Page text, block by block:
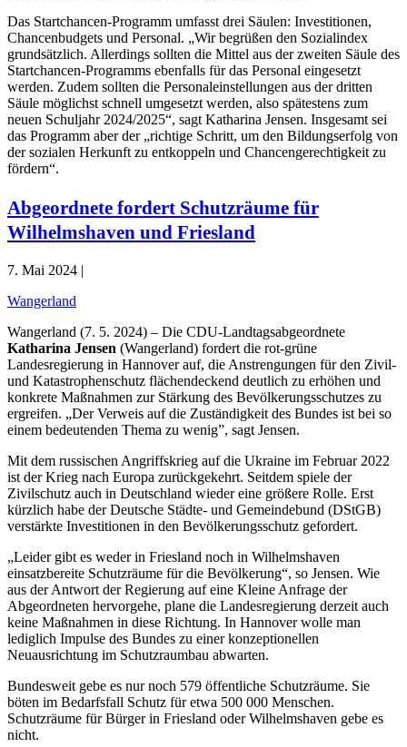
Das Startchancen-Programm umfasst drei Säulen: Investitionen,
Chancenbudgets und Personal. „Wir begrüßen den Sozialindex
grundsätzlich. Allerdings sollten die Mittel aus der zweiten Säule des
Startchancen-Programms ebenfalls für das Personal eingesetzt
werden. Zudem sollten die Personaleinstellungen aus der dritten
Säule möglichst schnell umgesetzt werden, also spätestens zum
neuen Schuljahr 2024/2025“, sagt Katharina Jensen. Insgesamt sei
das Programm aber der „richtige Schritt, um den Bildungserfolg von
der sozialen Herkunft zu entkoppeln und Chancengerechtigkeit zu
fördern“.
Abgeordnete fordert Schutzräume für
Wilhelmshaven und Friesland
7. Mai 2024 |
Wangerland
Wangerland (7. 5. 2024) – Die CDU-Landtagsabgeordnete
Katharina Jensen (Wangerland) fordert die rot-grüne
Landesregierung in Hannover auf, die Anstrengungen für den Zivil-
und Katastrophenschutz flächendeckend deutlich zu erhöhen und
konkrete Maßnahmen zur Stärkung des Bevölkerungsschutzes zu
ergreifen. „Der Verweis auf die Zuständigkeit des Bundes ist bei so
einem bedeutenden Thema zu wenig”, sagt Jensen.
Mit dem russischen Angriffskrieg auf die Ukraine im Februar 2022
ist der Krieg nach Europa zurückgekehrt. Seitdem spiele der
Zivilschutz auch in Deutschland wieder eine größere Rolle. Erst
kürzlich habe der Deutsche Städte- und Gemeindebund (DStGB)
verstärkte Investitionen in den Bevölkerungsschutz gefordert.
„Leider gibt es weder in Friesland noch in Wilhelmshaven
einsatzbereite Schutzräume für die Bevölkerung“, so Jensen. Wie
aus der Antwort der Regierung auf eine Kleine Anfrage der
Abgeordneten hervorgehe, plane die Landesregierung derzeit auch
keine Maßnahmen in diese Richtung. In Hannover wolle man
lediglich Impulse des Bundes zu einer konzeptionellen
Neuausrichtung im Schutzraumbau abwarten.
Bundesweit gebe es nur noch 579 öffentliche Schutzräume. Sie
böten im Bedarfsfall Schutz für etwa 500 000 Menschen.
Schutzräume für Bürger in Friesland oder Wilhelmshaven gebe es
nicht.